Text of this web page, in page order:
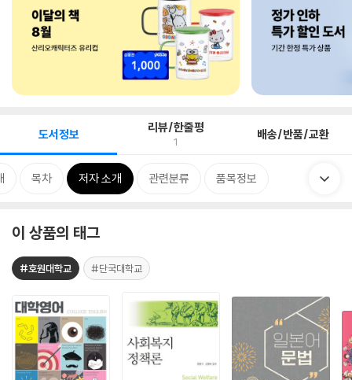
도서정보 리뷰/한줄평
1 배송/반품/교환
목차 저자 소개 관련분류 품목정보
이 상품의 태그
#호원대학교 #단국대학교